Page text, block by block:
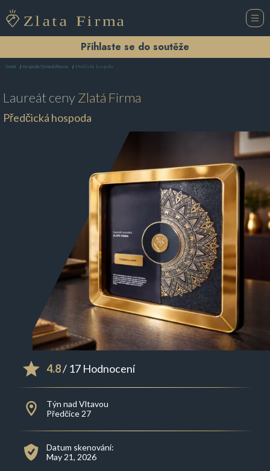
Přihlaste se do soutěže
Domů Hospoda Týn nad Vltavou Předčická hospoda
Laureát cenyZlatá Firma
Předčická hospoda
4.8/ 17 Hodnocení
Týn nad Vltavou
Předčice 27
Datum skenování:
May 21, 2026